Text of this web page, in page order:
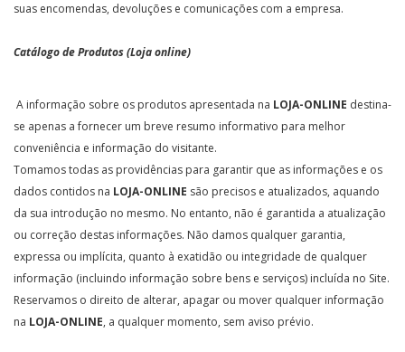
suas encomendas, devoluções e comunicações com a empresa.
Catálogo de Produtos (Loja online)
A informação sobre os produtos apresentada na LOJA-ONLINE destina-
se apenas a fornecer um breve resumo informativo para melhor
conveniência e informação do visitante.
Tomamos todas as providências para garantir que as informações e os
dados contidos na LOJA-ONLINE são precisos e atualizados, aquando
da sua introdução no mesmo. No entanto, não é garantida a atualização
ou correção destas informações. Não damos qualquer garantia,
expressa ou implícita, quanto à exatidão ou integridade de qualquer
informação (incluindo informação sobre bens e serviços) incluída no Site.
Reservamos o direito de alterar, apagar ou mover qualquer informação
na LOJA-ONLINE, a qualquer momento, sem aviso prévio.